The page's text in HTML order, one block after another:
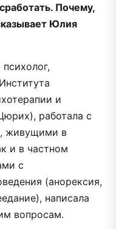
Почему,
Юлия
и
работала с
живущими в
и в частном
с
(анорексия,
написала
вопросам.